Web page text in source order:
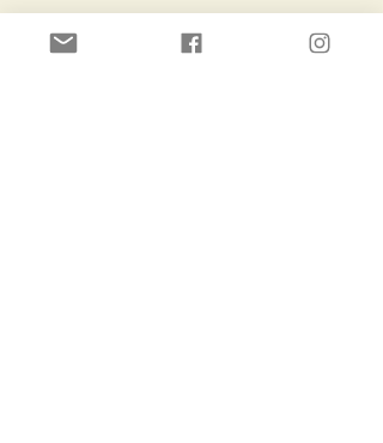
Paiement Sécurisé Livraisons via